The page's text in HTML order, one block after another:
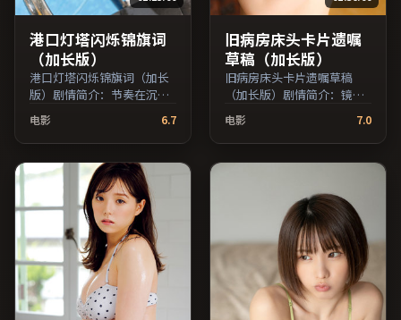
港口灯塔闪烁锦旗词
（加长版）
港口灯塔闪烁锦旗词（加长
版）剧情简介：节奏在沉静
与爆发之间交替，悬念逐步
揭开却保留开放式回味；由
乌尔善执导，佛罗伦斯·
珀、役所广司、汤唯等主
演，法国出品，冒险类型，
2019年上映 / 2019年4月20
日于法国地区院线首映，网
络平台同步更新片源。整体
观感沉稳耐看，适合反复品
味台词与镜头。（国产影视
资源大全免费条目索引，支
持片名与演员交叉检索。）
电影 6.7
旧病房床头卡片遗嘱
草稿（加长版）
旧病房床头卡片遗嘱草稿
（加长版）剧情简介：镜头
语言克制而富有张力，剪辑
节奏贴合人物心理的起伏；
由娄烨执导，松隆子、汤
唯、廖凡等主演，美国出
/ 2019年10月15日于美国地
区院线首映，网络平台同步
更新片源。推荐给喜爱现实
主义叙事与人文关怀题材的
影迷。（国产影视资源大全
免费条目索引，支持片名与
演员交叉检索。）
电影 7.0